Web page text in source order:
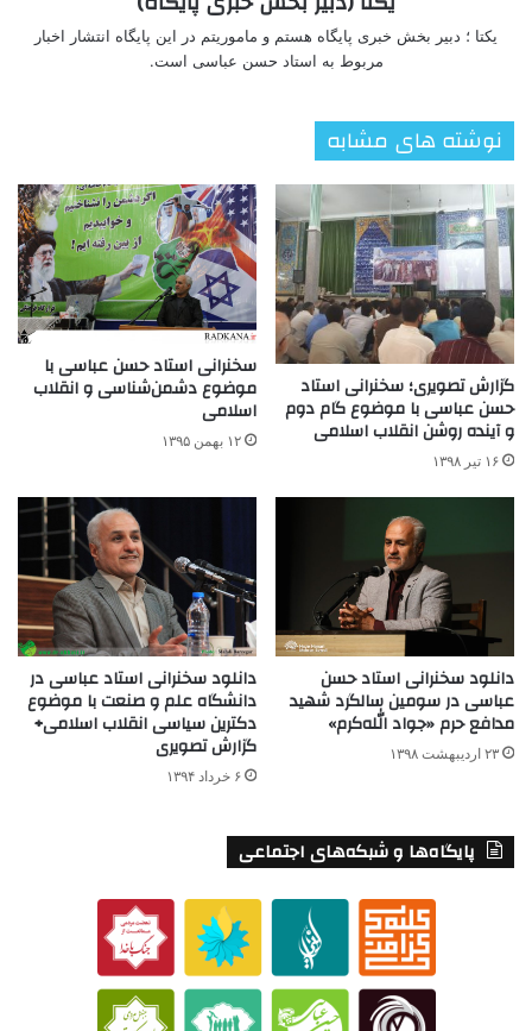
یکتا ؛ دبیر بخش خبری پایگاه هستم و ماموریتم در این پایگاه انتشار اخبار
مربوط به استاد حسن عباسی است.
نوشته های مشابه
گزارش تصویری؛ سخنرانی استاد
حسن عباسی با موضوع گام دوم
و آینده روشن انقلاب اسلامی
۱۶ تیر ۱۳۹۸
سخنرانی استاد حسن عباسی با
موضوع دشمن‌شناسی و انقلاب
اسلامی
۱۲ بهمن ۱۳۹۵
دانلود سخنرانی استاد حسن
عباسی در سومین سالگرد شهید
مدافع حرم «جواد الله‌کرم»
۲۳ اردیبهشت ۱۳۹۸
دانلود سخنرانی استاد عباسی در
دانشگاه علم و صنعت با موضوع
دکترین سیاسی انقلاب اسلامی+
گزارش تصویری
۶ خرداد ۱۳۹۴
پایگاه‌ها و شبکه‌های اجتماعی